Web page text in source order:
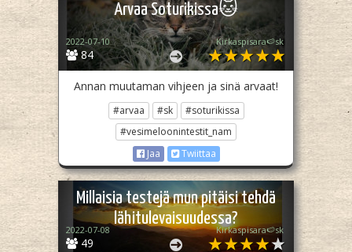
Arvaa Soturikissa🐱
84
2022-07-10 Kirkaspisara🍉sk
Annan muutaman vihjeen ja sinä arvaat!
#arvaa #sk
#soturikissa
#vesimeloonintestit_nam
Jaa
Twiittaa
Millaisia testejä mun pitäisi tehdä
lähitulevaisuudessa?
49
2022-07-08 Kirkaspisara🍉sk